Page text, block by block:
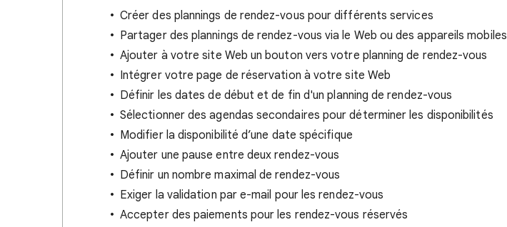
Créer des plannings de rendez-vous pour différents services
Partager des plannings de rendez-vous via le Web ou des appareils mobiles
Ajouter à votre site Web un bouton vers votre planning de rendez-vous
Intégrer votre page de réservation à votre site Web
Définir les dates de début et de fin d'un planning de rendez-vous
Sélectionner des agendas secondaires pour déterminer les disponibilités
Modifier la disponibilité d’une date spécifique
Ajouter une pause entre deux rendez-vous
Définir un nombre maximal de rendez-vous
Exiger la validation par e-mail pour les rendez-vous
Accepter des paiements pour les rendez-vous réservés